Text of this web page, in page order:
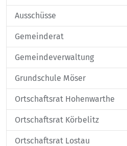
Ausschüsse
Gemeinderat
Gemeindeverwaltung
Grundschule Möser
Ortschaftsrat Hohenwarthe
Ortschaftsrat Körbelitz
Ortschaftsrat Lostau